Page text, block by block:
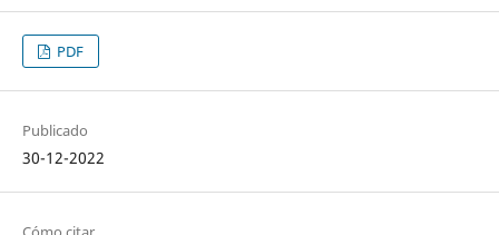
PDF
Publicado
30-12-2022